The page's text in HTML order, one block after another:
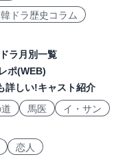
韓ドラ歴史コラム
ラ月別一覧
ポ(WEB)
詳しい!キャスト紹介
馬医
イ・サン
恋人